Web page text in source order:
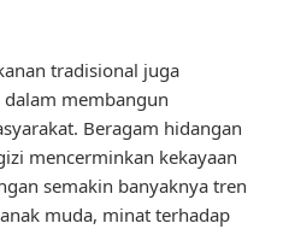
tradisional juga
membangun
Beragam hidangan
mencerminkan kekayaan
semakin banyaknya tren
muda, minat terhadap